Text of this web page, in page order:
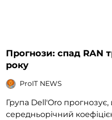
Прогнози: спад RAN
року
ProIT NEWS
Група Dell'Oro
середньорічний